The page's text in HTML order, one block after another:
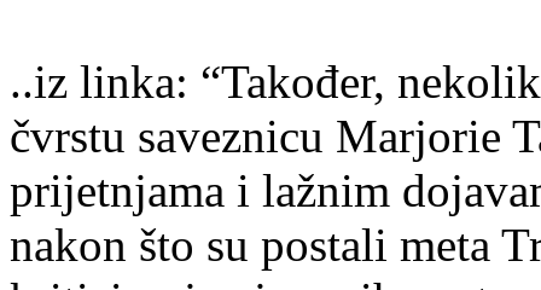
..iz linka: “Također,
čvrstu saveznicu Marjorie
prijetnjama i lažnim
nakon što su postali meta